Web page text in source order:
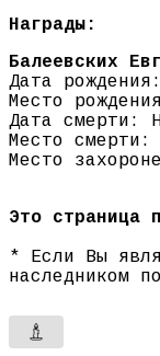
Награды:
Балеевских
Дата
Место
Дата смерти:
Место смерти:
Место
Это страница
* Если Вы
наследником